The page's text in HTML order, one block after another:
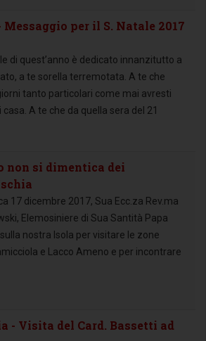
per il S. Natale 2017
di quest’anno è dedicato innanzitutto a
a te sorella terremotata. A te che
tanto particolari come mai avresti
A te che da quella sera del 21
non si dimentica dei
17 dicembre 2017, Sua Ecc.za Rev.ma
Elemosiniere di Sua Santità Papa
nostra Isola per visitare le zone
e Lacco Ameno e per incontrare
- Visita del Card. Bassetti ad